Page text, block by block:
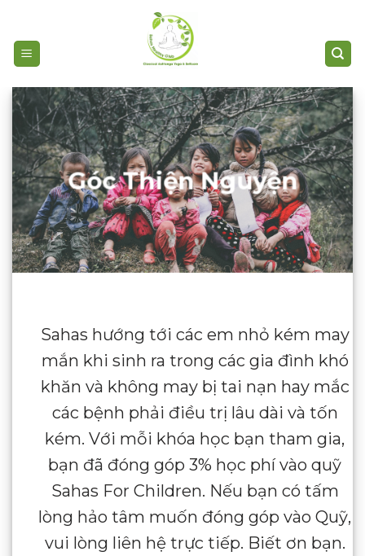
content
Góc Thiện Nguyện
Sahas hướng tới các em nhỏ kém may
mắn khi sinh ra trong các gia đình khó
khăn và không may bị tai nạn hay mắc
các bệnh phải điều trị lâu dài và tốn
kém. Với mỗi khóa học bạn tham gia,
bạn đã đóng góp 3% học phí vào quỹ
Sahas For Children. Nếu bạn có tấm
lòng hảo tâm muốn đóng góp vào Quỹ,
vui lòng liên hệ trực tiếp. Biết ơn bạn.